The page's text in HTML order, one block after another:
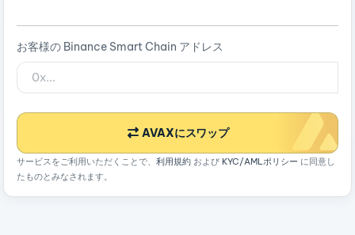
お客様の Binance Smart Chain アドレス
AVAXにスワップ
サービスをご利用いただくことで、 利用規約 および KYC/AMLポリシー に同意し
たものとみなされます。